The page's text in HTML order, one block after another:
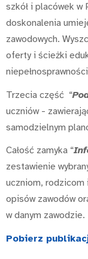
szkół i placówek w
doskonalenia
zawodowych.
oferty i ścieżki
Trzecia część “
uczniów -
samodzielnym
Całość zamyka “
zestawienie
uczniom, rodzicom
opisów zawodów
w danym zawodzie.
Pobierz